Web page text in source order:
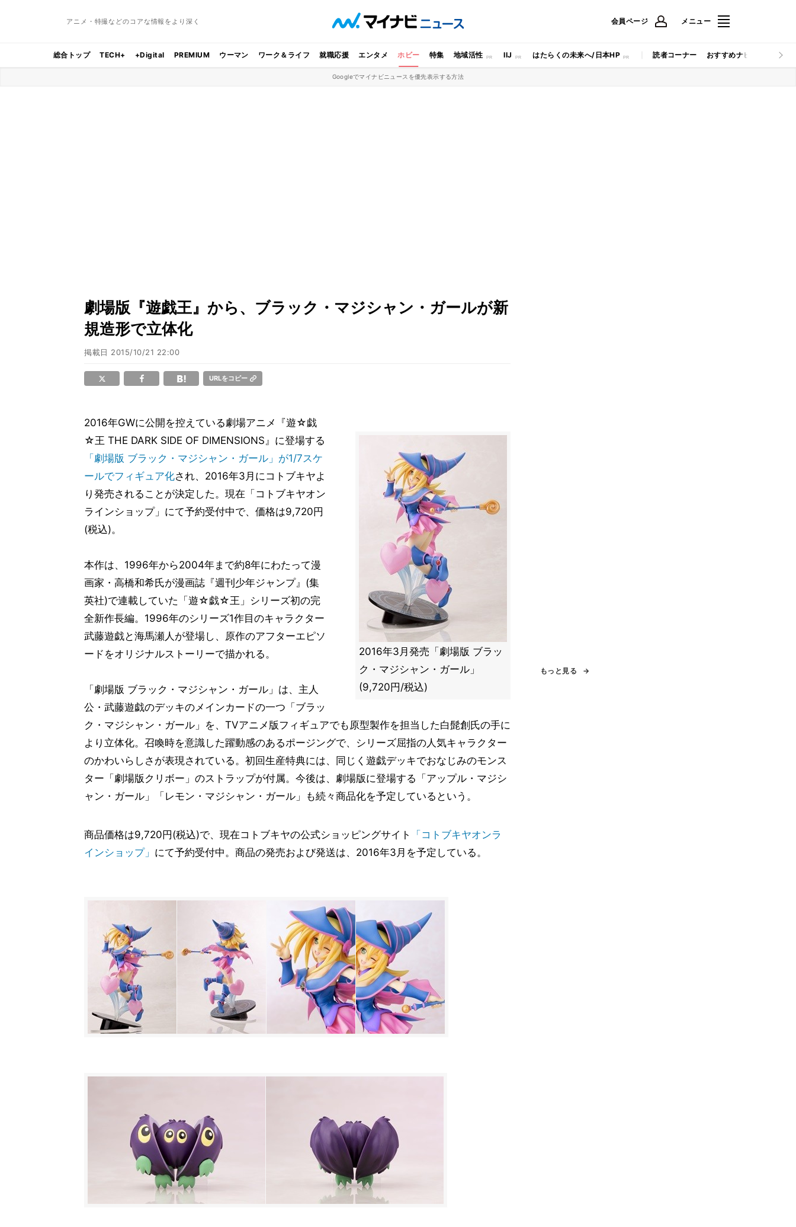
アニメ・特撮などのコアな情報をより深く 会員ページ メニュー
総合トップ TECH+ +Digital PREMIUM ウーマン ワーク＆ライフ 就職応援 エンタメ ホビー 特集 地域活性 IIJ はたらくの未来へ/日本HP 読者コーナー おすすめナビ マイナビ
Googleでマイナビニュースを優先表示する方法
劇場版『遊戯王』から、ブラック・マジシャン・ガールが新
規造形で立体化
掲載日 2015/10/21 22:00
URLをコピー
2016年3月発売「劇場版 ブラッ
ク・マジシャン・ガール」
(9,720円/税込)
2016年GWに公開を控えている劇場アニメ『遊☆戯
☆王 THE DARK SIDE OF DIMENSIONS』に登場する
「劇場版 ブラック・マジシャン・ガール」が1/7スケ
ールでフィギュア化され、2016年3月にコトブキヤよ
り発売されることが決定した。現在「コトブキヤオン
ラインショップ」にて予約受付中で、価格は9,720円
(税込)。
本作は、1996年から2004年まで約8年にわたって漫
画家・高橋和希氏が漫画誌『週刊少年ジャンプ』(集
英社)で連載していた「遊☆戯☆王」シリーズ初の完
全新作長編。1996年のシリーズ1作目のキャラクター
武藤遊戯と海馬瀬人が登場し、原作のアフターエピソ
ードをオリジナルストーリーで描かれる。
「劇場版 ブラック・マジシャン・ガール」は、主人
公・武藤遊戯のデッキのメインカードの一つ「ブラッ
ク・マジシャン・ガール」を、TVアニメ版フィギュアでも原型製作を担当した白髭創氏の手に
より立体化。召喚時を意識した躍動感のあるポージングで、シリーズ屈指の人気キャラクター
のかわいらしさが表現されている。初回生産特典には、同じく遊戯デッキでおなじみのモンス
ター「劇場版クリボー」のストラップが付属。今後は、劇場版に登場する「アップル・マジシ
ャン・ガール」「レモン・マジシャン・ガール」も続々商品化を予定しているという。
商品価格は9,720円(税込)で、現在コトブキヤの公式ショッピングサイト
「コトブキヤオンラ
インショップ」 にて予約受付中。商品の発売および発送は、2016年3月を予定している。
もっと見る